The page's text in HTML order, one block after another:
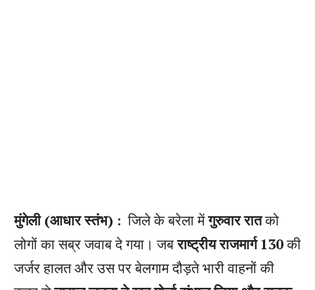
मुंगेली (आधार स्तंभ) : जिले के बरेला मेंगुरुवार रातको
लोगों का सब्र जवाब दे गया। जबराष्ट्रीय राजमार्ग 130की
जर्जर हालत और उस पर बेलगाम दौड़ते भारी वाहनों की